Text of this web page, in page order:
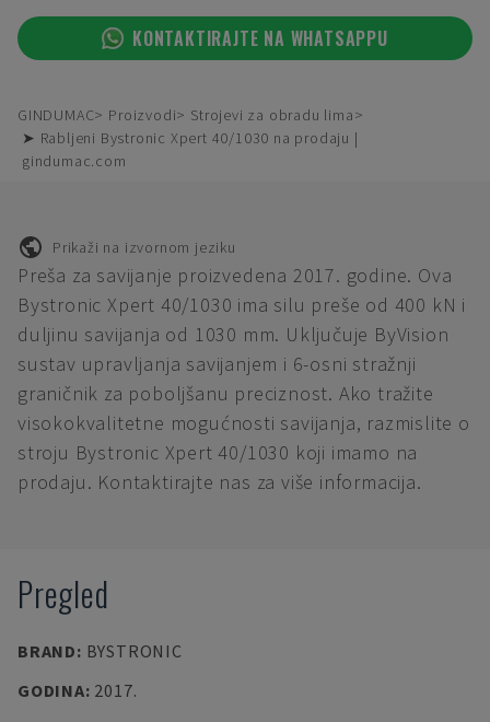
KONTAKTIRAJTE NA WHATSAPPU
GINDUMAC Proizvodi
Strojevi za obradu lima
➤ Rabljeni Bystronic Xpert 40/1030 na prodaju |
gindumac.com
Prikaži na izvornom jeziku
Preša za savijanje proizvedena 2017. godine. Ova
Bystronic Xpert 40/1030 ima silu preše od 400 kN i
duljinu savijanja od 1030 mm. Uključuje ByVision
sustav upravljanja savijanjem i 6-osni stražnji
graničnik za poboljšanu preciznost. Ako tražite
visokokvalitetne mogućnosti savijanja, razmislite o
stroju Bystronic Xpert 40/1030 koji imamo na
prodaju. Kontaktirajte nas za više informacija.
Pregled
BRAND: BYSTRONIC
GODINA: 2017.